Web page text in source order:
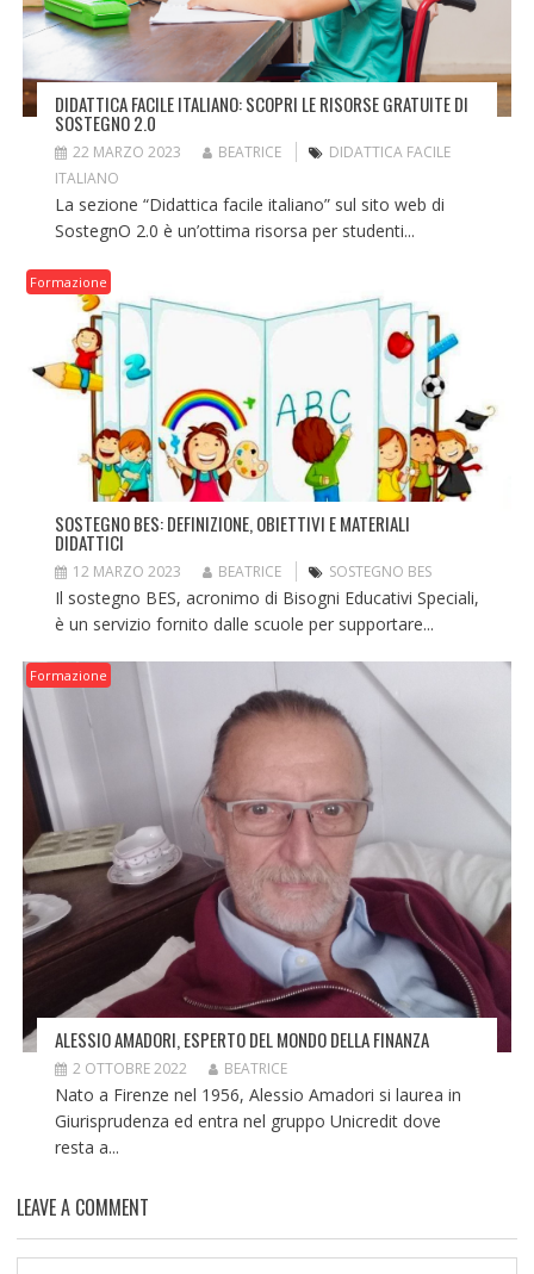
DIDATTICA FACILE ITALIANO: SCOPRI LE RISORSE GRATUITE DI
SOSTEGNO 2.0
22 MARZO 2023 BEATRICE
DIDATTICA FACILE
ITALIANO
La sezione “Didattica facile italiano” sul sito web di
SostegnO 2.0 è un’ottima risorsa per studenti...
Formazione
SOSTEGNO BES: DEFINIZIONE, OBIETTIVI E MATERIALI
DIDATTICI
12 MARZO 2023 BEATRICE SOSTEGNO BES
Il sostegno BES, acronimo di Bisogni Educativi Speciali,
è un servizio fornito dalle scuole per supportare...
Formazione
ALESSIO AMADORI, ESPERTO DEL MONDO DELLA FINANZA
2 OTTOBRE 2022 BEATRICE
Nato a Firenze nel 1956, Alessio Amadori si laurea in
Giurisprudenza ed entra nel gruppo Unicredit dove
resta a...
LEAVE A COMMENT